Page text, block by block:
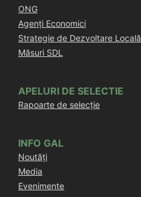
ONG
Agenți Economici
Strategie de Dezvoltare Locală
Măsuri SDL
APELURI DE SELECTIE
Rapoarte de selecție
INFO GAL
Noutăți
Media
Evenimente